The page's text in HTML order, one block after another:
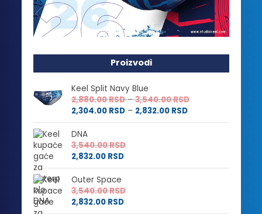
Proizvodi
Keel Split Navy Blue
2,880.00RSD – 3,540.00RSDRaspon
od
2,304.00 RSD – 2,832.00 RSDRaspon
cena:
2,832.00 RSD
DNA
3,540.00RSD
2,832.00 RSD
Outer Space
3,540.00RSD
2,832.00 RSD